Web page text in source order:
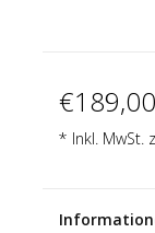
€189,00
* Inkl. MwSt.